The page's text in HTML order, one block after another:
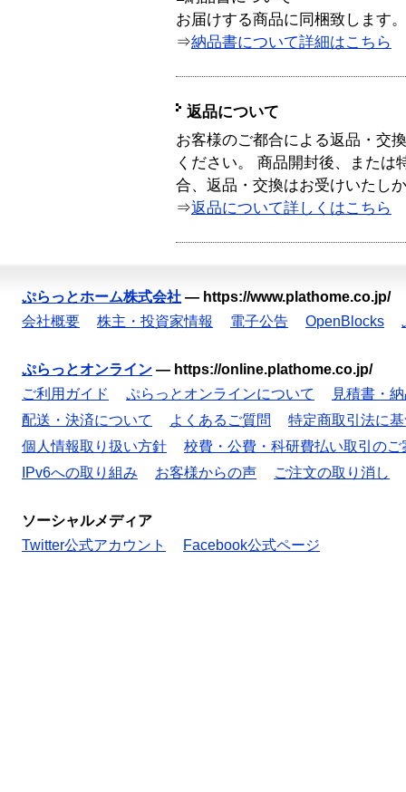
お届けする商品に同梱致します。
⇒納品書について詳細はこちら
返品について
お客様のご都合による返品・交
ください。 商品開封後、または
合、返品・交換はお受けいたし
⇒返品について詳しくはこちら
ぷらっとホーム株式会社 — https://www.plathome.co.jp/
会社概要
株主・投資家情報 電子公告 OpenBlocks
ぷらっとオンライン — https://online.plathome.co.jp/
ご利用ガイド
ぷらっとオンラインについて
見積書・
配送・決済について
よくあるご質問
特定商取引法に
個人情報取り扱い方針
校費・公費・科研費払い取引のご
IPv6への取り組み
お客様からの声 ご注文の取り消し
ソーシャルメディア
Twitter公式アカウント
Facebook公式ページ